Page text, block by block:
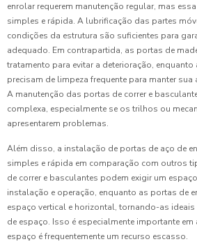
enrolar requerem manutenção regular, mas
simples e rápida. A lubrificação das partes
condições da estrutura são suficientes para
adequado. Em contrapartida, as portas de
tratamento para evitar a deterioração,
precisam de limpeza frequente para manter
A manutenção das portas de correr e
complexa, especialmente se os trilhos ou
apresentarem problemas.
Além disso, a instalação de portas de aço de
simples e rápida em comparação com outros
de correr e basculantes podem exigir um
instalação e operação, enquanto as portas de
espaço vertical e horizontal, tornando-as
de espaço. Isso é especialmente importante
espaço é frequentemente um recurso escasso.